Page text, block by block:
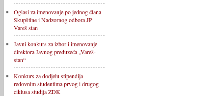
Oglasi za imenovanje po jednog člana
Skupštine i Nadzornog odbora JP
Vareš stan
Javni konkurs za izbor i imenovanje
direktora Javnog preduzeća „Vareš-
stan“
Konkurs za dodjelu stipendija
redovnim studentima prvog i drugog
ciklusa studija ZDK